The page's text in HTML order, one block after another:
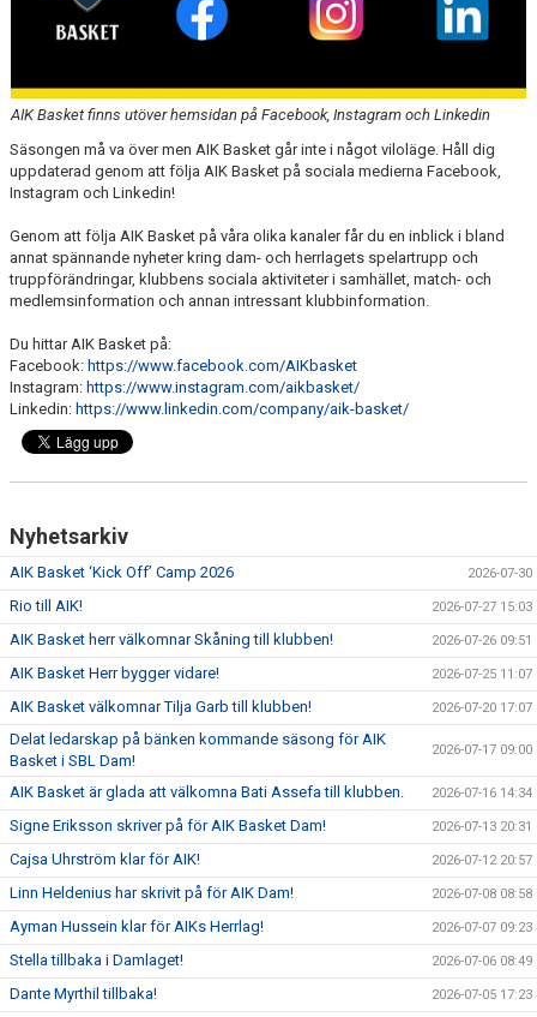
FRITIDSKORTET
SHOP
AIK.SE
AIK Basket finns utöver hemsidan på Facebook, Instagram och Linkedin
Säsongen må va över men AIK Basket går inte i något viloläge. Håll dig
uppdaterad genom att följa AIK Basket på sociala medierna Facebook,
Instagram och Linkedin!
Genom att följa AIK Basket på våra olika kanaler får du en inblick i bland
annat spännande nyheter kring dam- och herrlagets spelartrupp och
truppförändringar, klubbens sociala aktiviteter i samhället, match- och
medlemsinformation och annan intressant klubbinformation.
Du hittar AIK Basket på:
Facebook: https://www.facebook.com/AIKbasket
Instagram: https://www.instagram.com/aikbasket/
Linkedin: https://www.linkedin.com/company/aik-basket/
Nyhetsarkiv
AIK Basket ‘Kick Off’ Camp 2026 2026-07-30
Rio till AIK! 2026-07-27 15:03
AIK Basket herr välkomnar Skåning till klubben! 2026-07-26 09:51
AIK Basket Herr bygger vidare! 2026-07-25 11:07
AIK Basket välkomnar Tilja Garb till klubben! 2026-07-20 17:07
Delat ledarskap på bänken kommande säsong för AIK
Basket i SBL Dam!
2026-07-17 09:00
AIK Basket är glada att välkomna Bati Assefa till klubben. 2026-07-16 14:34
Signe Eriksson skriver på för AIK Basket Dam! 2026-07-13 20:31
Cajsa Uhrström klar för AIK! 2026-07-12 20:57
Linn Heldenius har skrivit på för AIK Dam! 2026-07-08 08:58
Ayman Hussein klar för AIKs Herrlag! 2026-07-07 09:23
Stella tillbaka i Damlaget! 2026-07-06 08:49
Dante Myrthil tillbaka! 2026-07-05 17:23